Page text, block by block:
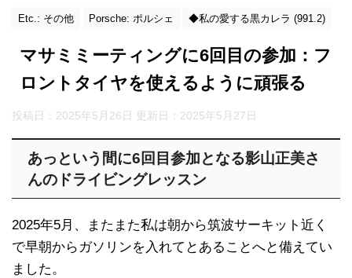
Etc.: その他 Porsche: ポルシェ ◆私の愛する黒カレラ (991.2)
マサミミーティングに6回目の参加：フ
ロントタイヤを使えるように頑張る
投稿日：2025年5月26日 更新日： 2025年5月27日
あっという間に6回目参加となる影山正美さ
んのドライビングレッスン
2025年5月、またまた私は朝から筑波サーキット近く
で早朝からガソリンを入れてとあることへと備えてい
ました。